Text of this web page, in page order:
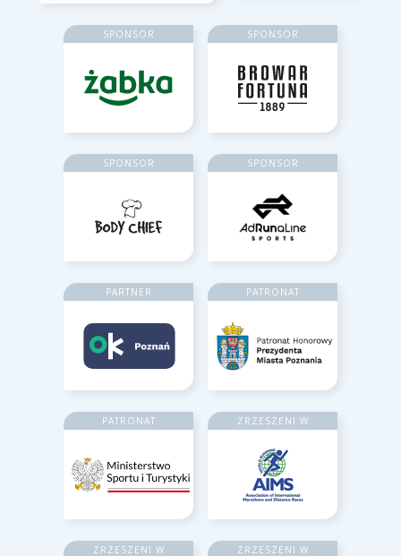
SPONSOR SPONSOR
SPONSOR SPONSOR
PARTNER PATRONAT
PATRONAT ZRZESZENI W
ZRZESZENI W ZRZESZENI W